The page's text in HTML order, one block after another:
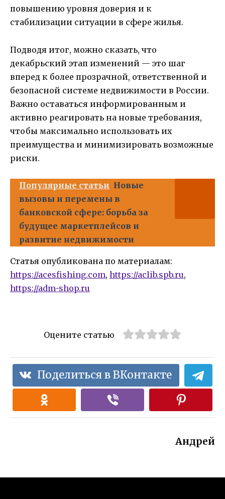
повышению уровня доверия и к
стабилизации ситуации в сфере жилья.
Подводя итог, можно сказать, что
декабрьский этап изменений — это шаг
вперед к более прозрачной, ответственной и
безопасной системе недвижимости в России.
Важно оставаться информированным и
активно реагировать на новые требования,
чтобы максимально использовать их
преимущества и минимизировать возможные
риски.
Популярные статьи Новые
вызовы и перемены в
банковской сфере: борьба за
будущее маркетплейсов и
развитие недвижимости
Статья опубликована по материалам:
https://acesfishing.com, https://aclib.spb.ru,
https://adm-shop.ru
Оцените статью
Поделиться в ВКонтакте
Андрей